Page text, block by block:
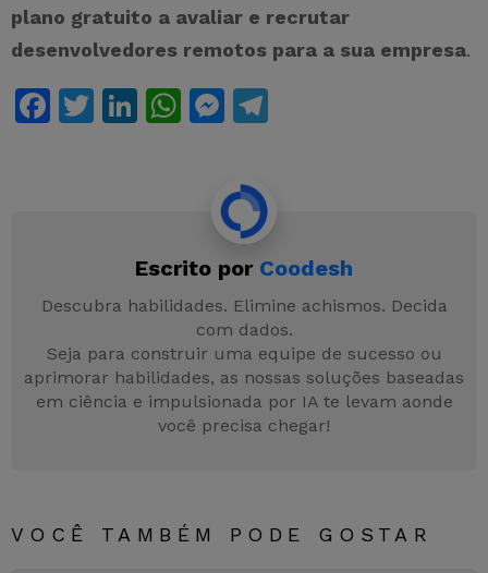
plano gratuito a avaliar e recrutar
desenvolvedores remotos para a sua empresa.
F
o
k
T
Li
n
W
p
p
M
s
s
e
n
g
er
m
Escrito por Coodesh
Descubra habilidades. Elimine achismos. Decida
com dados.
Seja para construir uma equipe de sucesso ou
aprimorar habilidades, as nossas soluções baseadas
em ciência e impulsionada por IA te levam aonde
você precisa chegar!
VOCÊ TAMBÉM PODE GOSTAR